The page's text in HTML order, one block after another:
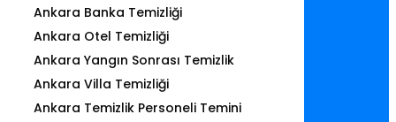
Ankara Banka Temizliği
Ankara Otel Temizliği
Ankara Yangın Sonrası Temizlik
Ankara Villa Temizliği
Ankara Temizlik Personeli Temini